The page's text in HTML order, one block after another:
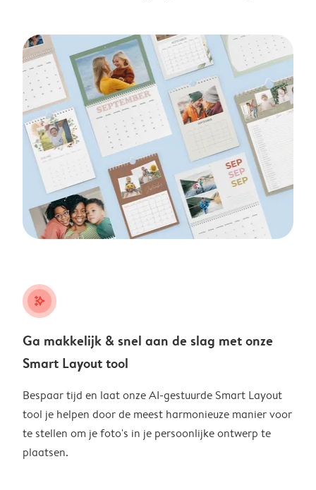
stars_plus
Ga makkelijk & snel aan de slag met onze
Smart Layout tool
Bespaar tijd en laat onze AI-gestuurde Smart Layout
tool je helpen door de meest harmonieuze manier voor
te stellen om je foto's in je persoonlijke ontwerp te
plaatsen.